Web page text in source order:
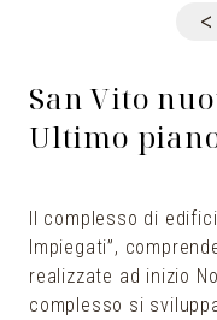
<
San Vito
Ultimo
Il complesso di
Impiegati”,
realizzate ad inizio
complesso si